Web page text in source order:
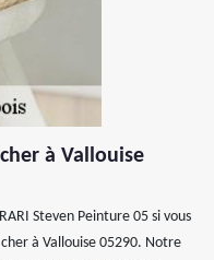
à Vallouise
Steven Peinture 05 si vous
à Vallouise 05290. Notre